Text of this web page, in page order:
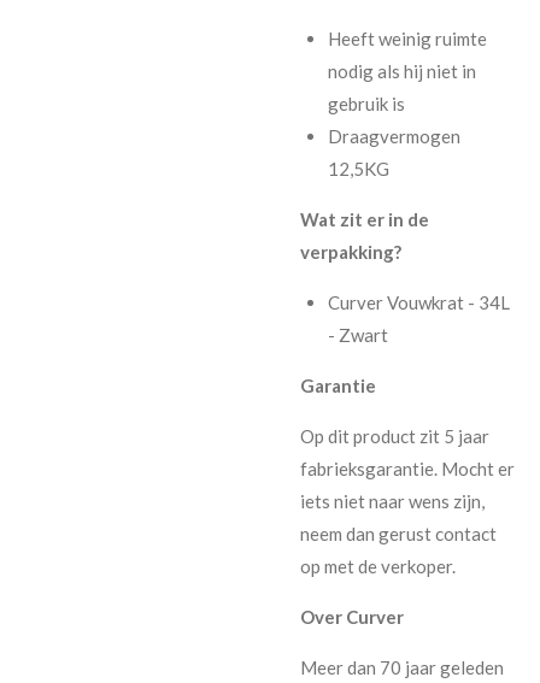
Heeft weinig ruimte
nodig als hij niet in
gebruik is
Draagvermogen
12,5KG
Wat zit er in de
verpakking?
Curver Vouwkrat - 34L
- Zwart
Garantie
Op dit product zit 5 jaar
fabrieksgarantie. Mocht er
iets niet naar wens zijn,
neem dan gerust contact
op met de verkoper.
Over Curver
Meer dan 70 jaar geleden